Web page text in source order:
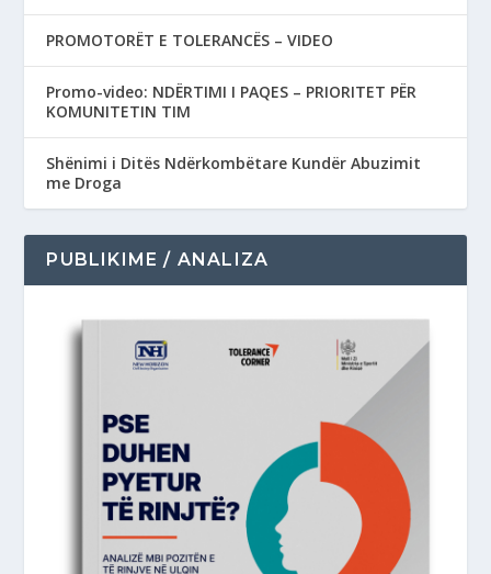
PROMOTORËT E TOLERANCËS – VIDEO
Promo-video: NDËRTIMI I PAQES – PRIORITET PËR
KOMUNITETIN TIM
Shënimi i Ditës Ndërkombëtare Kundër Abuzimit
me Droga
PUBLIKIME / ANALIZA